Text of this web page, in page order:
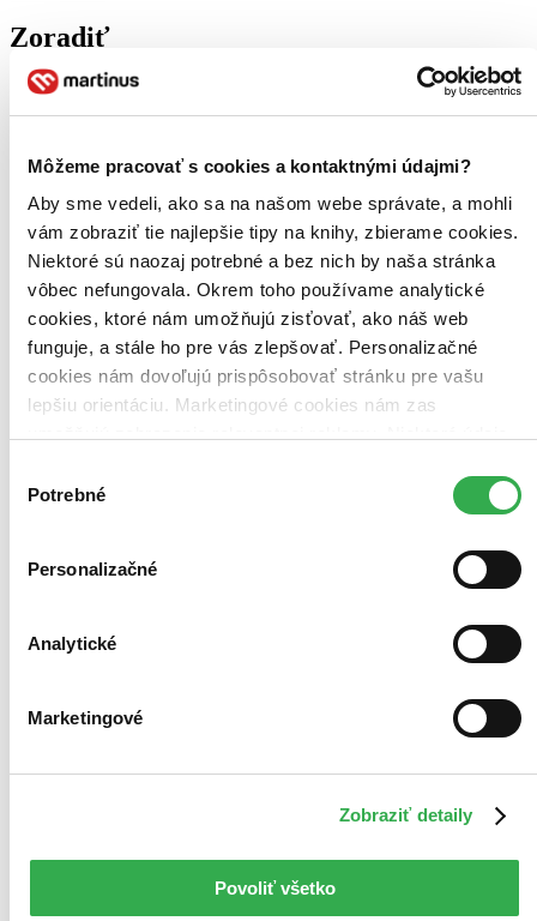
Môžeme pracovať s cookies a kontaktnými údajmi?
Aby sme vedeli, ako sa na našom webe správate, a mohli
vám zobraziť tie najlepšie tipy na knihy, zbierame cookies.
Niektoré sú naozaj potrebné a bez nich by naša stránka
vôbec nefungovala. Okrem toho používame analytické
cookies, ktoré nám umožňujú zisťovať, ako náš web
funguje, a stále ho pre vás zlepšovať. Personalizačné
cookies nám dovoľujú prispôsobovať stránku pre vašu
lepšiu orientáciu. Marketingové cookies nám zas
keby sme mohli používať všetky tieto cookies. Ďakujeme!
súhlasu
Potrebné
Personalizačné
Analytické
Marketingové
Zobraziť detaily
Povoliť všetko
Zoradiť
Top hodnotené
Najdrahšie
Najlacnejšie
Najvyššia zľava